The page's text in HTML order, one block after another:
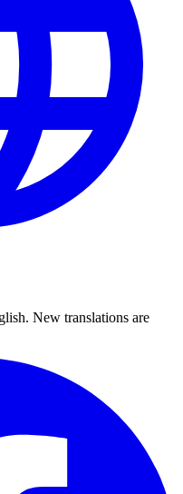
New translations are